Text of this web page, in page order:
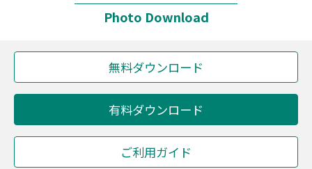
Photo Download
無料ダウンロード
有料ダウンロード
ご利用ガイド